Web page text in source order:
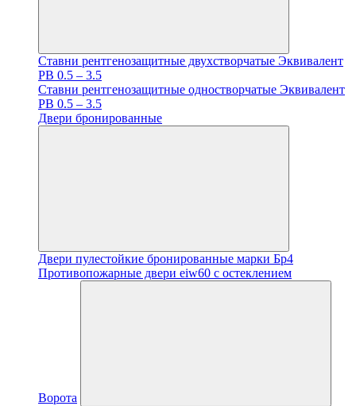
Ставни рентгенозащитные двухстворчатые Эквивалент
PB 0.5 – 3.5
Ставни рентгенозащитные одностворчатые Эквивалент
PB 0.5 – 3.5
Двери бронированные
Двери пулестойкие бронированные марки Бр4
Противопожарные двери eiw60 с остеклением
Ворота